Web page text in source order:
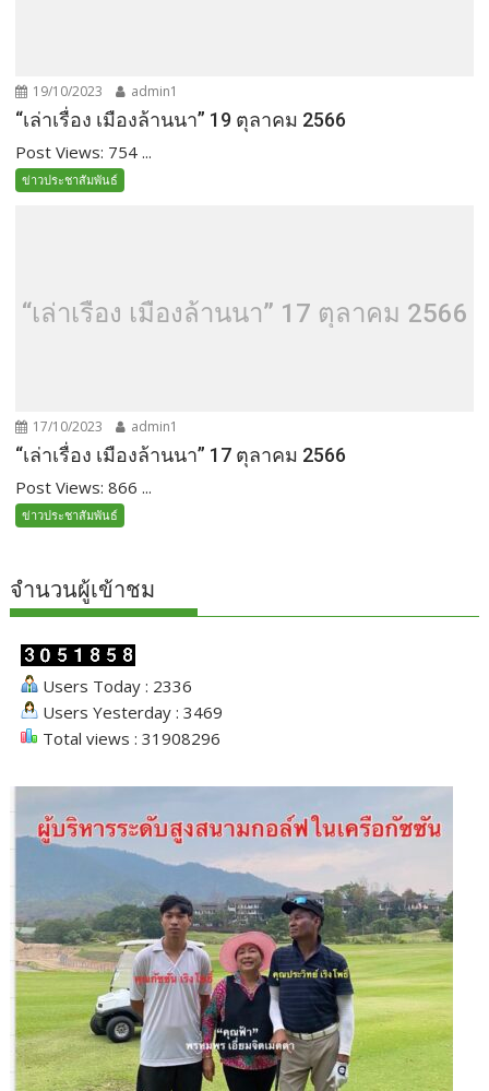
19/10/2023 admin1
“เล่าเรื่อง เมืองล้านนา” 19 ตุลาคม 2566
Post Views: 754 ...
ข่าวประชาสัมพันธ์
“เล่าเรื่อง เมืองล้านนา” 17 ตุลาคม 2566
17/10/2023 admin1
“เล่าเรื่อง เมืองล้านนา” 17 ตุลาคม 2566
Post Views: 866 ...
ข่าวประชาสัมพันธ์
จำนวนผู้เข้าชม
Users Today : 2336
Users Yesterday : 3469
Total views : 31908296